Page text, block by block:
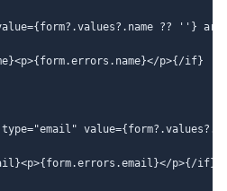
?? ''}
p>{/if}
p>{/if}